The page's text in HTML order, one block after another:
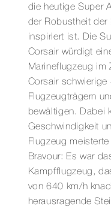
die heutige Super
der Robustheit der
inspiriert ist. Die
Corsair würdigt
Marineflugzeug im
Corsair schwierige
Flugzeugträgern
bewältigen. Dabei
Geschwindigkeit
Flugzeug
Bravour: Es war
Kampfflugzeug,
von 640 km/h
herausragende